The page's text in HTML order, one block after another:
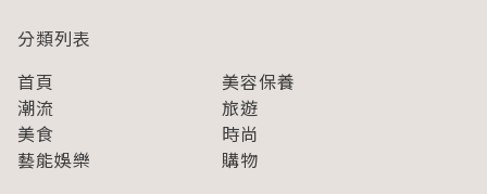
分類列表
首頁
美容保養
潮流
旅遊
美食
時尚
藝能娛樂
購物